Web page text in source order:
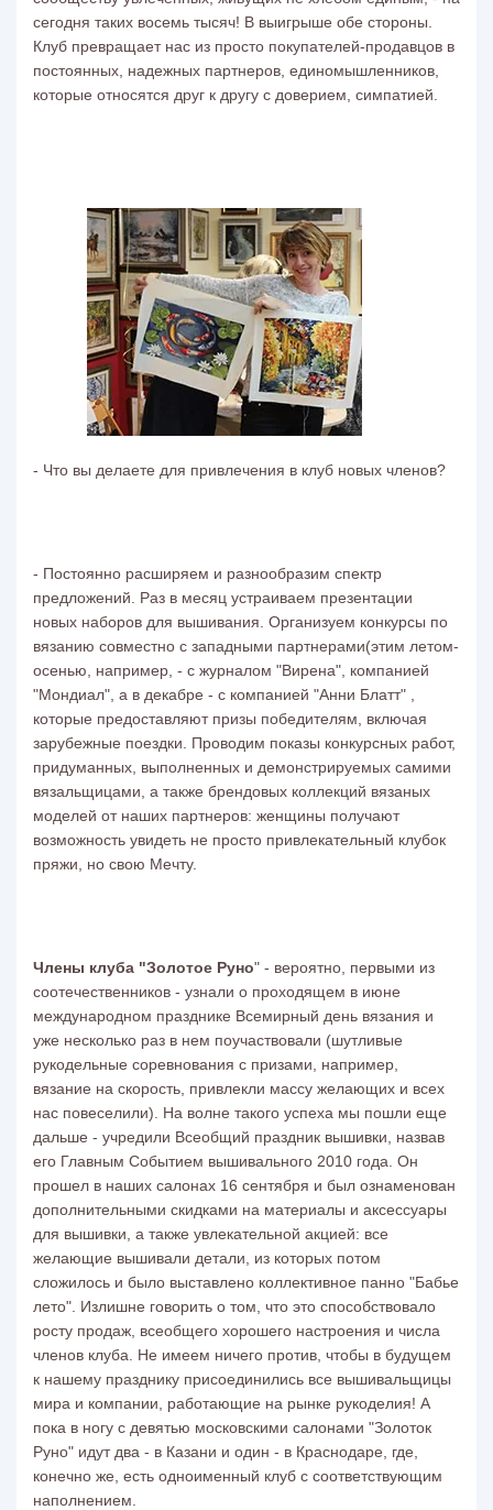
сегодня таких восемь тысяч! В выигрыше обе стороны.
Клуб превращает нас из просто покупателей-продавцов в
постоянных, надежных партнеров, единомышленников,
которые относятся друг к другу с доверием, симпатией.
- Что вы делаете для привлечения в клуб новых членов?
- Постоянно расширяем и разнообразим спектр
предложений. Раз в месяц устраиваем презентации
новых наборов для вышивания. Организуем конкурсы по
вязанию совместно с западными партнерами(этим летом-
осенью, например, - с журналом "Вирена", компанией
"Мондиал", а в декабре - с компанией "Анни Блатт" ,
которые предоставляют призы победителям, включая
зарубежные поездки. Проводим показы конкурсных работ,
придуманных, выполненных и демонстрируемых самими
вязальщицами, а также брендовых коллекций вязаных
моделей от наших партнеров: женщины получают
возможность увидеть не просто привлекательный клубок
пряжи, но свою Мечту.
Члены клуба "Золотое Руно" - вероятно, первыми из
соотечественников - узнали о проходящем в июне
международном празднике Всемирный день вязания и
уже несколько раз в нем поучаствовали (шутливые
рукодельные соревнования с призами, например,
вязание на скорость, привлекли массу желающих и всех
нас повеселили). На волне такого успеха мы пошли еще
дальше - учредили Всеобщий праздник вышивки, назвав
его Главным Событием вышивального 2010 года. Он
прошел в наших салонах 16 сентября и был ознаменован
дополнительными скидками на материалы и аксессуары
для вышивки, а также увлекательной акцией: все
желающие вышивали детали, из которых потом
сложилось и было выставлено коллективное панно "Бабье
лето". Излишне говорить о том, что это способствовало
росту продаж, всеобщего хорошего настроения и числа
членов клуба. Не имеем ничего против, чтобы в будущем
к нашему празднику присоединились все вышивальщицы
мира и компании, работающие на рынке рукоделия! А
пока в ногу с девятью московскими салонами "Золоток
Руно" идут два - в Казани и один - в Краснодаре, где,
конечно же, есть одноименный клуб с соответствующим
наполнением.